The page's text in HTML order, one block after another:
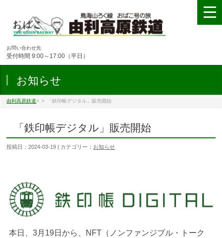
お問い合わせ先
受付時間 9:00～17:00（平日）
お知らせ
由利高原鉄道> > 「鉄印帳デジタル」販売開始
「鉄印帳デジタル」販売開始
投稿日：2024-03-19 | カテゴリー： お知らせ
本日、3月19日から、NFT（ノンファンジブル・トーク